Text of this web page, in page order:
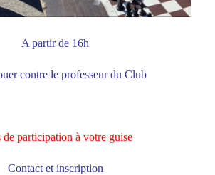
A partir de 16h
contre le professeur du Club
de participation à votre guise
Contact et inscription